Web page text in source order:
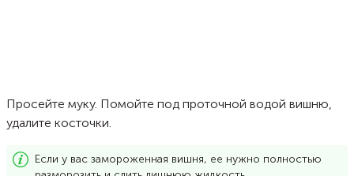
Просейте муку. Помойте под проточной водой вишню,
удалите косточки.
Если у вас замороженная вишня, ее нужно полностью